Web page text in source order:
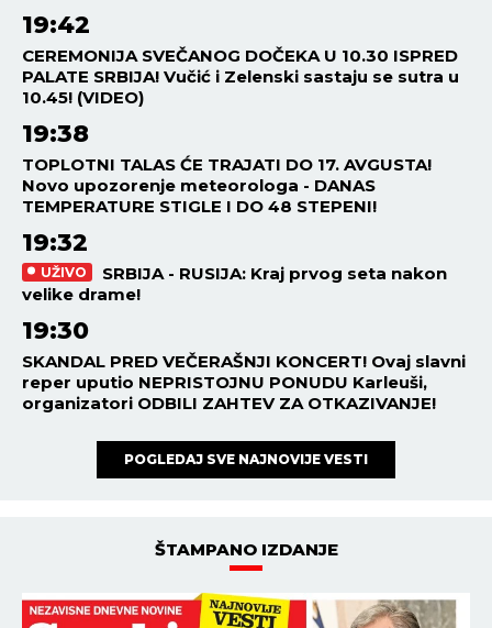
19:42
CEREMONIJA SVEČANOG DOČEKA U 10.30 ISPRED
PALATE SRBIJA! Vučić i Zelenski sastaju se sutra u
10.45! (VIDEO)
19:38
TOPLOTNI TALAS ĆE TRAJATI DO 17. AVGUSTA!
Novo upozorenje meteorologa - DANAS
TEMPERATURE STIGLE I DO 48 STEPENI!
19:32
UŽIVO
SRBIJA - RUSIJA: Kraj prvog seta nakon
velike drame!
19:30
SKANDAL PRED VEČERAŠNJI KONCERT! Ovaj slavni
reper uputio NEPRISTOJNU PONUDU Karleuši,
organizatori ODBILI ZAHTEV ZA OTKAZIVANJE!
POGLEDAJ SVE NAJNOVIJE VESTI
ŠTAMPANO IZDANJE